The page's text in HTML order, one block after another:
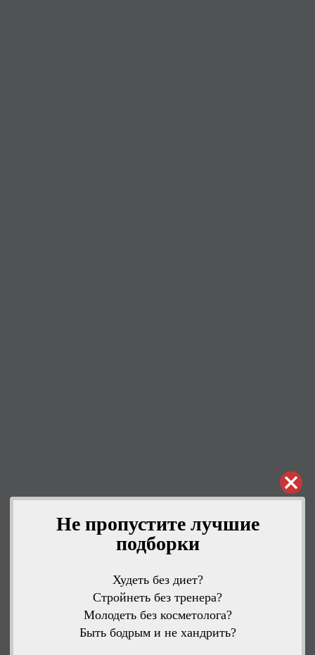
Не пропустите лучшие
подборки
Худеть без диет?
Стройнеть без тренера?
Молодеть без косметолога?
Быть бодрым и не хандрить?